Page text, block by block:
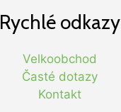
Rychlé odkazy
Velkoobchod
Časté dotazy
Kontakt